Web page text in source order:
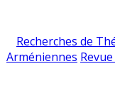
Recherches de
Arméniennes